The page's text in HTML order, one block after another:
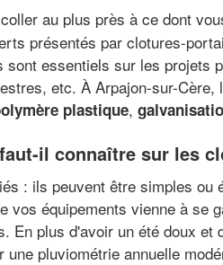
au plus près à ce dont
présentés par clotures-
essentiels sur les projets
etc. À Arpajon-sur-
plastique,
il connaître sur les
: ils peuvent être simples
vos équipements vienne à
En plus d'avoir un été doux
pluviométrie annuelle